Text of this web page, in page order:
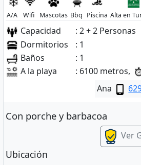
A/A Wifi Mascotas Bbq Piscina Alta en
Capacidad
: 2 + 2 Personas
Dormitorios
: 1
Baños
: 1
A la playa
: 6100 metros,
Ana
Con porche y barbacoa
Ver
Ubicación